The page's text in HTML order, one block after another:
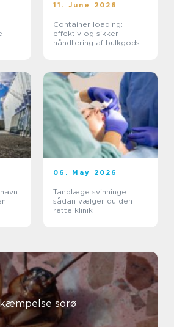
11. June 2026
Container loading:
effektiv og sikker
håndtering af bulkgods
06. May 2026
Tandlæge svinninge
sådan vælger du den
rette klinik
sorø